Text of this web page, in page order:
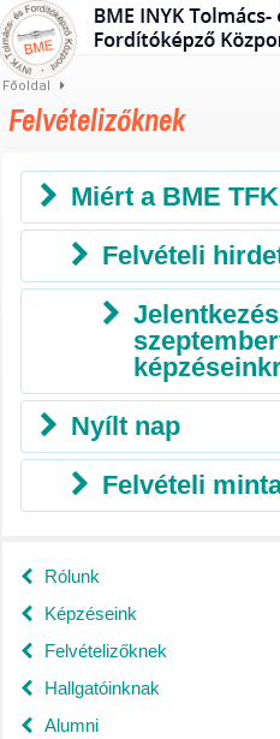
Főoldal
Felvételizőknek
Miért a BME
Felvételi
Nyílt nap
Felvételi
Rólunk
Képzéseink
Felvételizőknek
Hallgatóinknak
Alumni